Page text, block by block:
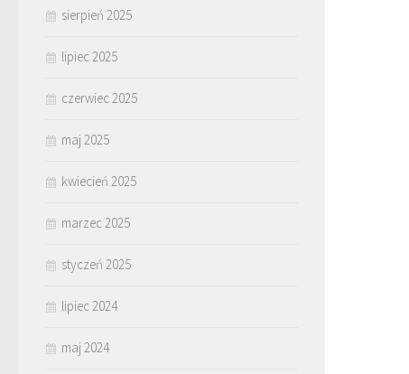
sierpień 2025
lipiec 2025
czerwiec 2025
maj 2025
kwiecień 2025
marzec 2025
styczeń 2025
lipiec 2024
maj 2024